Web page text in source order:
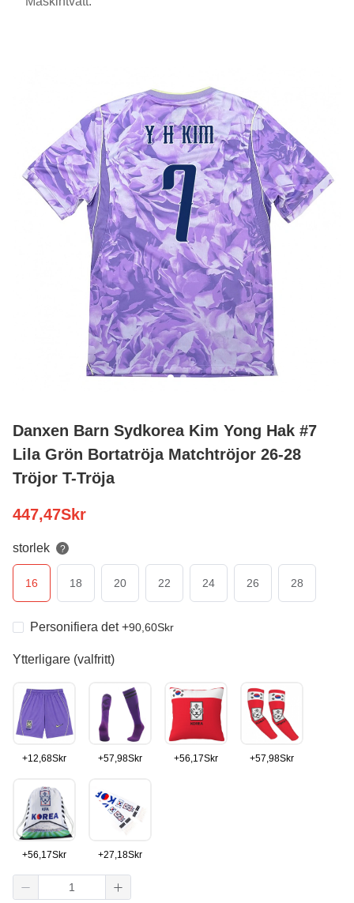
Danxen Barn Sydkorea Kim Yong Hak #7
Lila Grön Bortatröja Matchtröjor 26-28
Tröjor T-Tröja
447,47Skr
storlek ?
16 18 20 22 24 26 28
Personifiera det+90,60Skr
Ytterligare (valfritt)
+12,68Skr +57,98Skr +56,17Skr +57,98Skr
+56,17Skr +27,18Skr